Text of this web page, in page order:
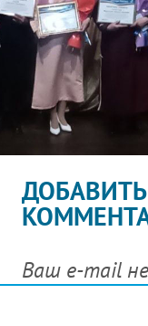
ДОБАВИТЬ
Ваш e-mail